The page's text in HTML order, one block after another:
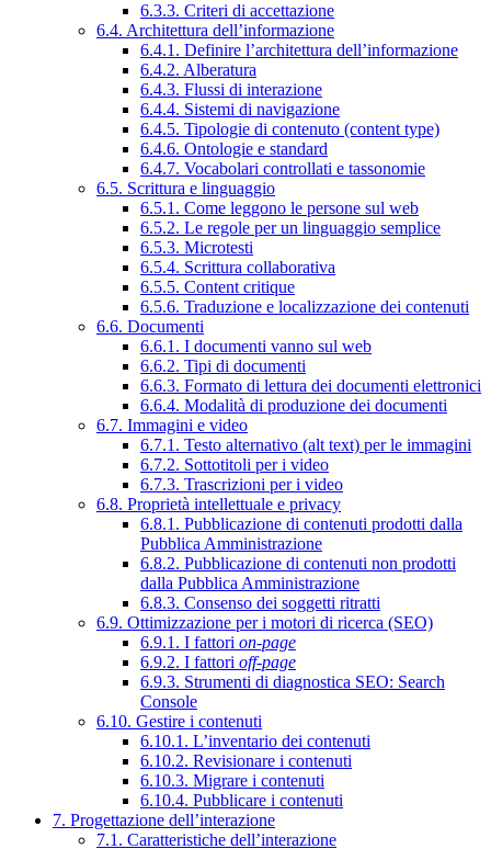
6.3.3. Criteri di accettazione
6.4. Architettura dell’informazione
6.4.1. Definire l’architettura dell’informazione
6.4.2. Alberatura
6.4.3. Flussi di interazione
6.4.4. Sistemi di navigazione
6.4.5. Tipologie di contenuto (content type)
6.4.6. Ontologie e standard
6.4.7. Vocabolari controllati e tassonomie
6.5. Scrittura e linguaggio
6.5.1. Come leggono le persone sul web
6.5.2. Le regole per un linguaggio semplice
6.5.3. Microtesti
6.5.4. Scrittura collaborativa
6.5.5. Content critique
6.5.6. Traduzione e localizzazione dei contenuti
6.6. Documenti
6.6.1. I documenti vanno sul web
6.6.2. Tipi di documenti
6.6.3. Formato di lettura dei documenti elettronici
6.6.4. Modalità di produzione dei documenti
6.7. Immagini e video
6.7.1. Testo alternativo (alt text) per le immagini
6.7.2. Sottotitoli per i video
6.7.3. Trascrizioni per i video
6.8. Proprietà intellettuale e privacy
6.8.1. Pubblicazione di contenuti prodotti dalla
Pubblica Amministrazione
6.8.2. Pubblicazione di contenuti non prodotti
dalla Pubblica Amministrazione
6.8.3. Consenso dei soggetti ritratti
6.9. Ottimizzazione per i motori di ricerca (SEO)
6.9.1. I fattori on-page
6.9.2. I fattori off-page
6.9.3. Strumenti di diagnostica SEO: Search
Console
6.10. Gestire i contenuti
6.10.1. L’inventario dei contenuti
6.10.2. Revisionare i contenuti
6.10.3. Migrare i contenuti
6.10.4. Pubblicare i contenuti
7. Progettazione dell’interazione
7.1. Caratteristiche dell’interazione